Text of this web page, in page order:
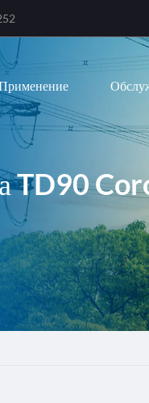
TD90